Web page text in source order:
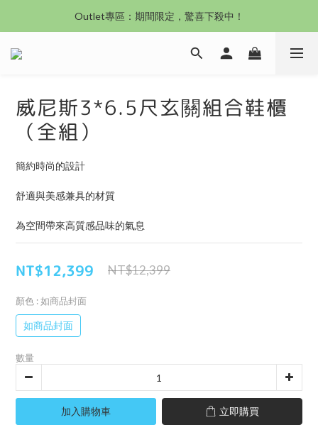
沙發新登場｜想躺就躺，頭等艙到商務艙一次擁有
Outlet專區：期間限定，驚喜下殺中！
沙發新登場｜想躺就躺，頭等艙到商務艙一次擁有
威尼斯3*6.5尺玄關組合鞋櫃
（全組）
簡約時尚的設計
舒適與美感兼具的材質
為空間帶來高質感品味的氣息
NT$12,399 NT$12,399
顏色 : 如商品封面
如商品封面
數量
加入購物車 立即購買